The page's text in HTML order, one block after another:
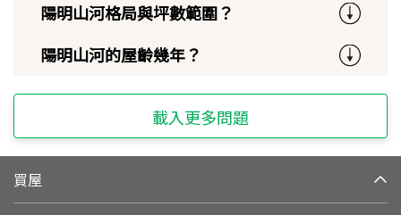
陽明山河格局與坪數範圍？
陽明山河的屋齡幾年？
載入更多問題
買屋